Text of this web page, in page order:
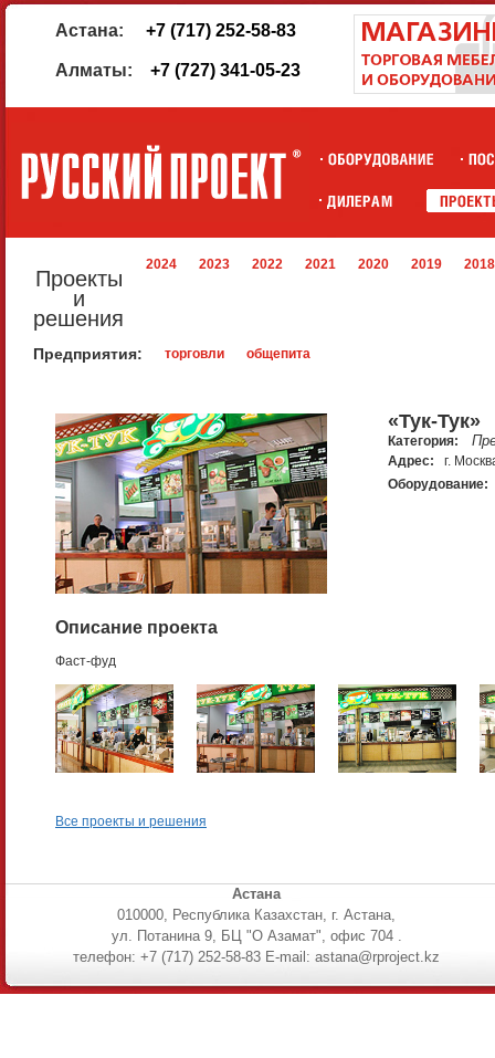
Астана: +7 (717) 252-58-83
Алматы: +7 (727) 341-05-23
Проекты
и
решения
2024 2023 2022 2021 2020 2019 2018
Предприятия: торговли общепита
«Тук-Тук»
Категория:
Адрес:
г.
Оборудование:
Описание проекта
Фаст-фуд
Все проекты и решения
Астана
010000, Республика Казахстан, г. Астана,
ул. Потанина 9, БЦ "О Азамат", офис 704 .
телефон: +7 (717) 252-58-83 E-mail: astana@rproject.kz